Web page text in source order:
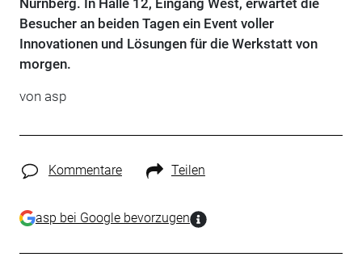
Nürnberg. In Halle 12, Eingang West, erwartet die
Besucher an beiden Tagen ein Event voller
Innovationen und Lösungen für die Werkstatt von
morgen.
von asp
Kommentare Teilen
asp bei Google bevorzugen